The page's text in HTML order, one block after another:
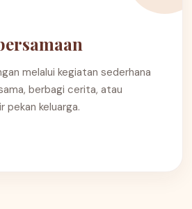
melalui kegiatan sederhana
berbagi cerita, atau
pekan keluarga.